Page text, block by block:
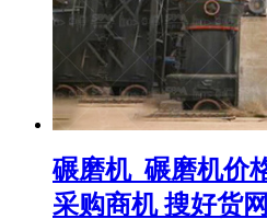
碾磨机_碾磨机价
采购商机 搜好货网